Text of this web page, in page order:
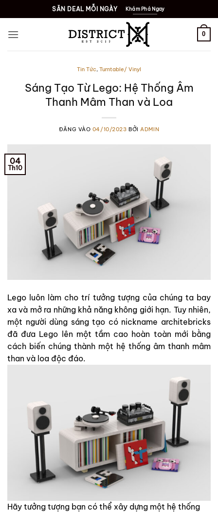
qua
nội
SĂN DEAL MỖI NGÀY Khám Phá Ngay
0
Tin Tức, Turntable/ Vinyl
Sáng Tạo Từ Lego: Hệ Thống Âm
Thanh Mâm Than và Loa
ĐĂNG VÀO 04/10/2023 BỞI ADMIN
04
Th10
Lego luôn làm cho trí tưởng tượng của chúng ta bay
xa và mở ra những khả năng không giới hạn. Tuy nhiên,
một người dùng sáng tạo có nickname architebricks
đã đưa Lego lên một tầm cao hoàn toàn mới bằng
cách biến chúng thành một hệ thống âm thanh mâm
than và loa độc đáo.
Hãy tưởng tượng bạn có thể xây dựng một hệ thống